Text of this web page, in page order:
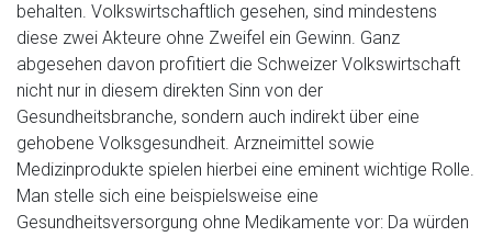
behalten. Volkswirtschaftlich gesehen, sind mindestens
diese zwei Akteure ohne Zweifel ein Gewinn. Ganz
abgesehen davon profitiert die Schweizer Volkswirtschaft
nicht nur in diesem direkten Sinn von der
Gesundheitsbranche, sondern auch indirekt über eine
gehobene Volksgesundheit. Arzneimittel sowie
Medizinprodukte spielen hierbei eine eminent wichtige Rolle.
Man stelle sich eine beispielsweise eine
Gesundheitsversorgung ohne Medikamente vor: Da würden